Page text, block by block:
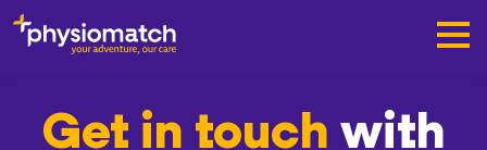
Get in touch with